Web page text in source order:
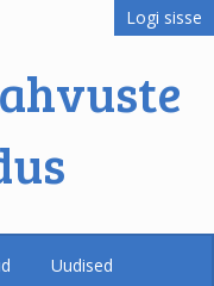
Logi sisse
Uudised